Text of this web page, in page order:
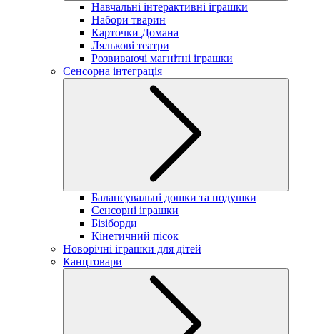
Навчальні інтерактивні іграшки
Набори тварин
Карточки Домана
Лялькові театри
Розвиваючі магнітні іграшки
Сенсорна інтеграція
Балансувальні дошки та подушки
Сенсорні іграшки
Бізіборди
Кінетичний пісок
Новорічні іграшки для дітей
Канцтовари